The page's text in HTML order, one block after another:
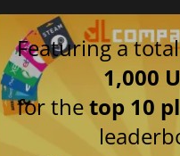
Featuring a
1,000
for thetop 10